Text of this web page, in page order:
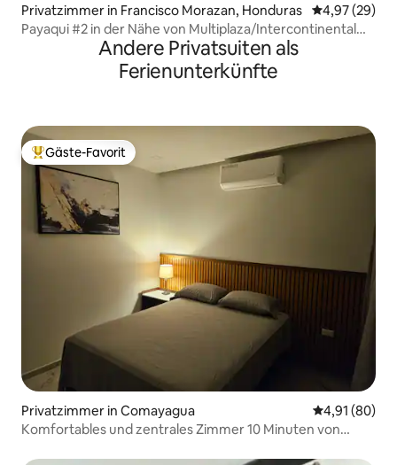
Privatzimmer in Francisco Morazan, Honduras
4,97 (29)
Payaqui #2 in der Nähe von Multiplaza/Intercontinental
Andere Privatsuiten als
Ferienunterkünfte
Beliebter Gäste-Favorit.
Gäste-Favorit
Privatzimmer in Comayagua
4,91 (80)
Komfortables und zentrales Zimmer 10 Minuten von